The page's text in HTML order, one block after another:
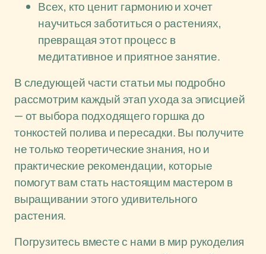
Всех, кто ценит гармонию и хочет
научиться заботиться о растениях,
превращая этот процесс в
медитативное и приятное занятие.
В следующей части статьи мы подробно
рассмотрим каждый этап ухода за эписцией
— от выбора подходящего горшка до
тонкостей полива и пересадки. Вы получите
не только теоретические знания, но и
практические рекомендации, которые
помогут вам стать настоящим мастером в
выращивании этого удивительного
растения.
Погрузитесь вместе с нами в мир рукоделия